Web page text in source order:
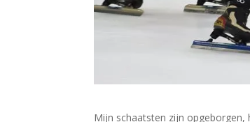
Mijn schaatsten zijn